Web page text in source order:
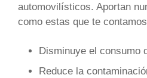
automovilísticos. Aportan
como estas que te
Disminuye el consumo
Reduce la